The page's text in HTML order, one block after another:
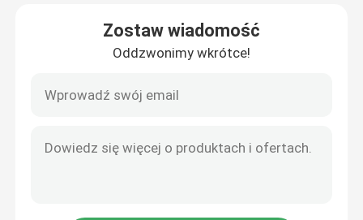
Wycieczka po fabryce
Kontrola jakości
Zostaw wiadomość
Oddzwonimy wkrótce!